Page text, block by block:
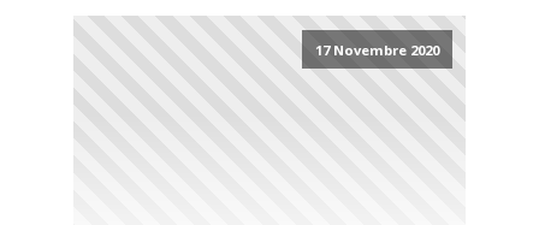
17 Novembre 2020